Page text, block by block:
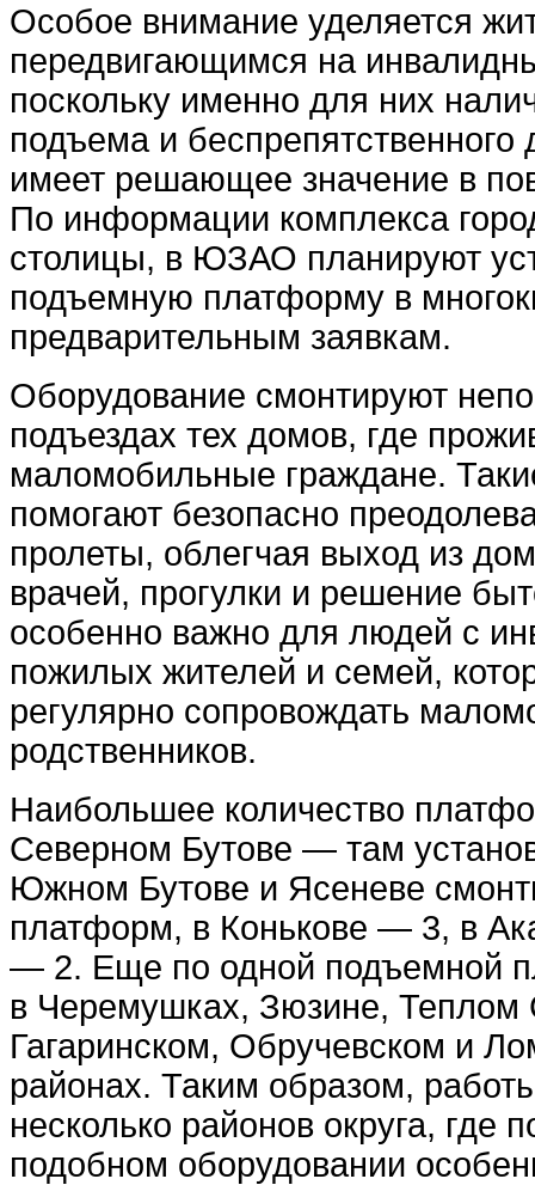
Особое внимание уделяется
передвигающимся на
поскольку именно для них
подъема и беспрепятственного
имеет решающее значение в
По информации комплекса
столицы, в ЮЗАО планируют
подъемную платформу в
предварительным заявкам.
Оборудование смонтируют
подъездах тех домов, где
маломобильные граждане.
помогают безопасно
пролеты, облегчая выход из
врачей, прогулки и решение
особенно важно для людей с
пожилых жителей и семей,
регулярно сопровождать
родственников.
Наибольшее количество
Северном Бутове — там
Южном Бутове и Ясеневе
платформ, в Конькове — 3, в
— 2. Еще по одной подъемной
в Черемушках, Зюзине, Теплом
Гагаринском, Обручевском и
районах. Таким образом,
несколько районов округа, где
подобном оборудовании